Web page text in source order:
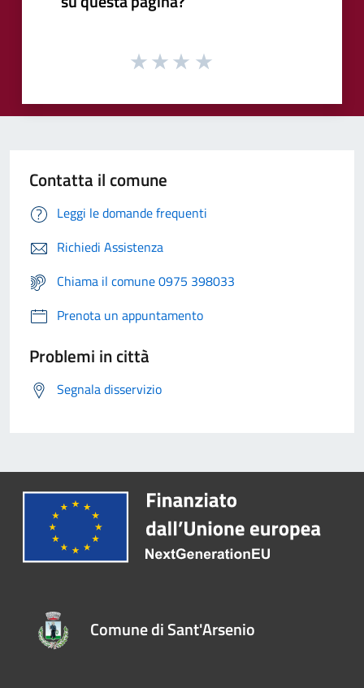
Contatta il comune
Leggi le domande frequenti
Richiedi Assistenza
Chiama il comune 0975 398033
Prenota un appuntamento
Problemi in città
Segnala disservizio
Comune di Sant'Arsenio